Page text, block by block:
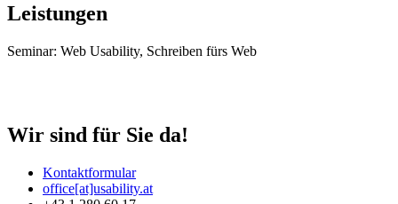
Leistungen
Seminar: Web Usability, Schreiben fürs Web
Wir sind für Sie da!
Kontaktformular
office[at]usability.at